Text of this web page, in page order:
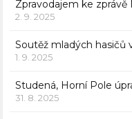
Zpravodajem ke zprávě
2. 9. 2025
Soutěž mladých hasičů
1. 9. 2025
Studená, Horní Pole
31. 8. 2025